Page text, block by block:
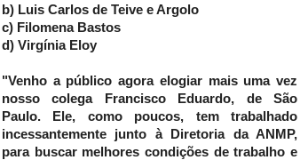
b) Luis Carlos de Teive e Argolo
c) Filomena Bastos
d) Virgínia Eloy
"Venho a público agora elogiar mais uma vez
nosso colega Francisco Eduardo, de São
Paulo. Ele, como poucos, tem trabalhado
incessantemente junto à Diretoria da ANMP,
para buscar melhores condições de trabalho e